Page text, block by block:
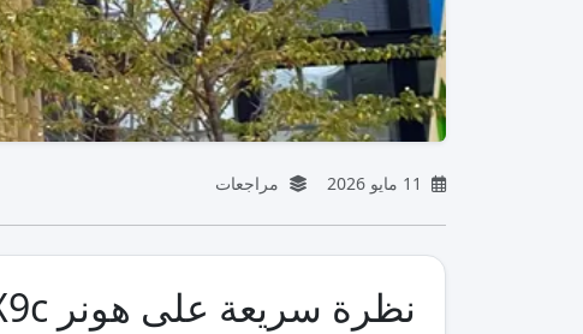
مراجعات
نظرة سريعة على هونر X9c